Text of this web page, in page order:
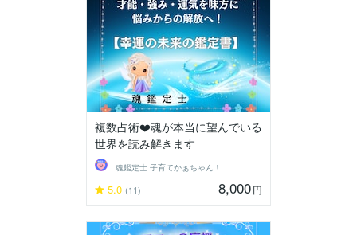
複数占術❤️魂が本当に望んでいる
世界を読み解きます
魂鑑定士 子育てかぁちゃん！
5.0 (11) 8,000円